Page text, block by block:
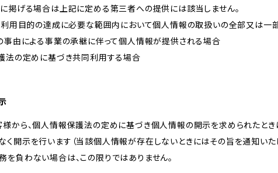
に掲げる場合は上記に定める第三者への提供には該当しません。
が利用目的の達成に必要な範囲内において個人情報の取扱いの全部又は
の事由による事業の承継に伴って個人情報が提供される場合
護法の定めに基づき共同利用する場合
様から、個人情報保護法の定めに基づき個人情報の開示を求められたと
く開示を行います（当該個人情報が存在しないときにはその旨を通知いた
を負わない場合は、この限りではありません。